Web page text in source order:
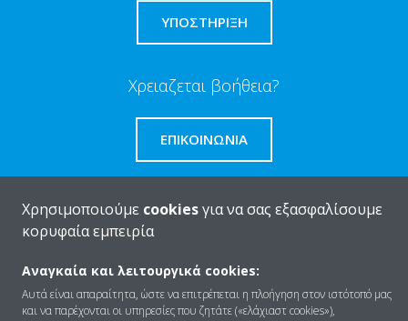
ΥΠΟΣΤΗΡΙΞΗ
Χρειαζεται βοήθεια?
ΕΠΙΚΟΙΝΩΝΊΑ
Χρησιμοποιούμε cookiesγια να σας εξασφαλίσουμε
κορυφαία εμπειρία
Αναγκαία και λειτουργικά cookies:
Αυτά είναι απαραίτητα, ώστε να επιτρέπεται η πλοήγηση στον ιστότοπό μας
και να παρέχονται οι υπηρεσίες που ζητάτε («ελάχιαστ cookies»),